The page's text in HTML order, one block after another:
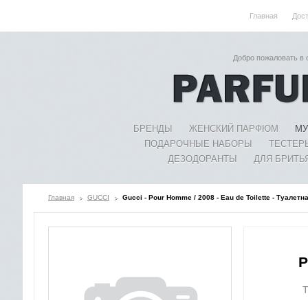
Главная
Добро пожаловать
БРЕНДЫ ЖЕНСКИЙ ПАРФЮМ
ПОДАРОЧНЫЕ НАБОРЫ
ДЕЗОДОРАНТЫ
ДЛЯ
Главная GUCCI Gucci - Pour Homme / 2008 - Eau de Toilette -